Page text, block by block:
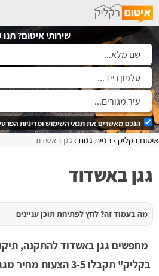
שירותי איטום?
הנכם מאשרים אתתנאי השימושומדיניות
איטום בקליק בניית גגות גגן באשדוד
גגן באשדוד
מה בעמוד זה? לחץ לפתיחת תוכן עניינים
מחפשים גגן באשדוד להתקנה,
בקליק" תקבלו 3-5